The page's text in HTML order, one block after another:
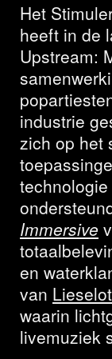
Het
heeft in de
Upstream:
industrie
zich op het
Immersive
en
van
waarin
livemuziek